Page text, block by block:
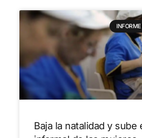
Baja la natalidad y sube